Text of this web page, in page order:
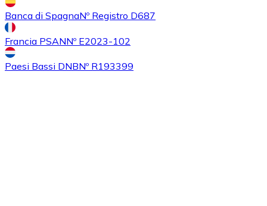
Banca di SpagnaNº Registro D687
Francia PSANNº E2023-102
Paesi Bassi DNBNº R193399